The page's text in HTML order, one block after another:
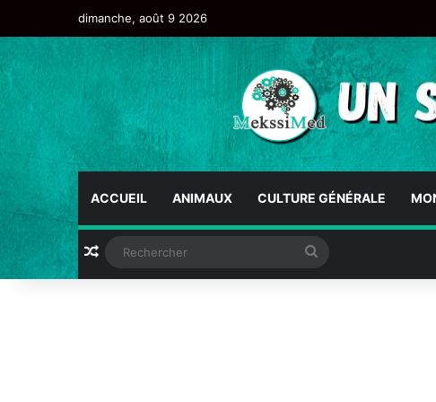
dimanche, août 9 2026
ACCUEIL ANIMAUX CULTURE GÉNÉRALE